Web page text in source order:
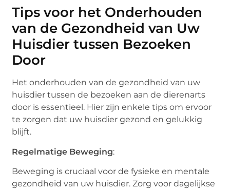
Tips voor het Onderhouden
van de Gezondheid van Uw
Huisdier tussen Bezoeken
Door
Het onderhouden van de gezondheid van uw
huisdier tussen de bezoeken aan de dierenarts
door is essentieel. Hier zijn enkele tips om ervoor
te zorgen dat uw huisdier gezond en gelukkig
blijft.
Regelmatige Beweging:
Beweging is cruciaal voor de fysieke en mentale
gezondheid van uw huisdier. Zorg voor dagelijkse